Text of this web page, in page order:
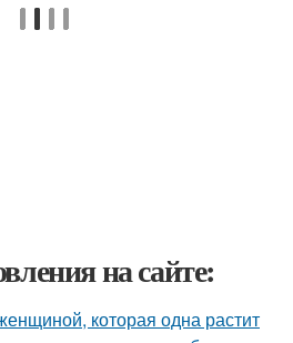
на сайте:
которая одна растит